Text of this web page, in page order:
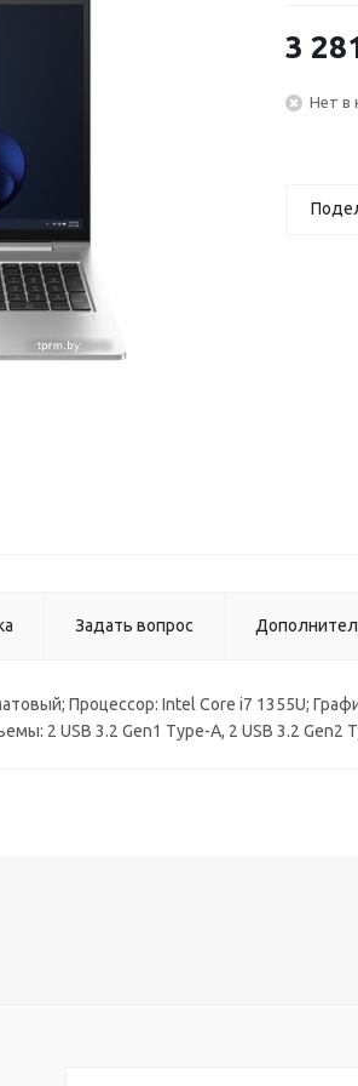
3
Нет в
Задать вопрос
Процессор: Intel Core i7 1355U;
2 USB 3.2 Gen1 Type-A, 2 USB 3.2